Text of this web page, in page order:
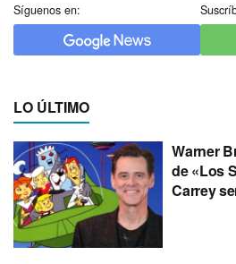
Síguenos en:
LO ÚLTIMO
Warner
de «Los
Carrey